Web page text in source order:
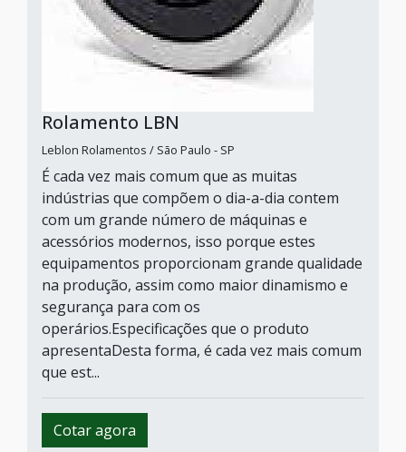
Rolamento LBN
Leblon Rolamentos / São Paulo - SP
É cada vez mais comum que as muitas
indústrias que compõem o dia-a-dia contem
com um grande número de máquinas e
acessórios modernos, isso porque estes
equipamentos proporcionam grande qualidade
na produção, assim como maior dinamismo e
segurança para com os
operários.Especificações que o produto
apresentaDesta forma, é cada vez mais comum
que est...
Cotar agora